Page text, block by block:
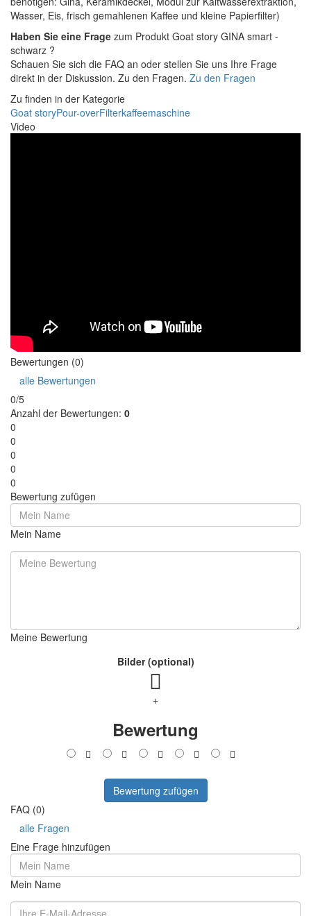
Wasser, Eis, frisch gemahlenen Kaffee und kleine Papierfilter)
Haben Sie eine Frage zum Produkt Goat story GINA smart -
schwarz ?
Schauen Sie sich die FAQ an oder stellen Sie uns Ihre Frage
direkt in der Diskussion. Zu den Fragen. Zu den Fragen
Zu finden in der Kategorie
Goat storyPour-overFilterkaffeemaschine
Video
Bewertungen (0)
alle Bewertungen
0/5
Anzahl der Bewertungen: 0
0
0
0
0
0
Bewertung zufügen
Mein Name
Meine Bewertung
Bilder (optional)
+
Bewertung
Bewertung zufügen
FAQ (0)
alle Fragen
Eine Frage hinzufügen
Mein Name